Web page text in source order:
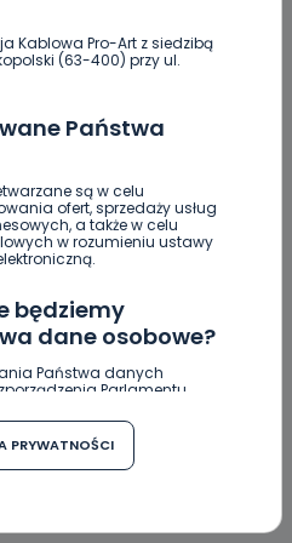
Kablowa Pro-Art z siedzibą
(63-400) przy ul.
Państwa
są w celu
ofert, sprzedaży usług
a także w celu
w rozumieniu ustawy
będziemy
dane osobowe?
Państwa danych
Parlamentu
w związku z
w sprawie
danych oraz uchylenia
zgody?
PRYWATNOŚCI
11-letnią ofiarę